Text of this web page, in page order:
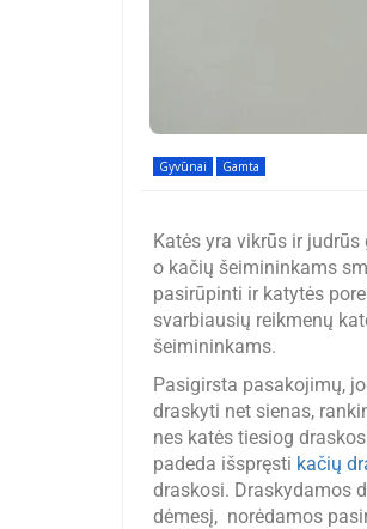
Gyvūnai Gamta
Katės yra vikrūs ir
o kačių šeimininkams
pasirūpinti ir katytės
svarbiausių reikmenų
šeimininkams.
Pasigirsta pasakojimų,
draskyti net sienas,
nes katės tiesiog
padeda išspręsti kačių
draskosi. Draskydamos
dėmesį, norėdamos